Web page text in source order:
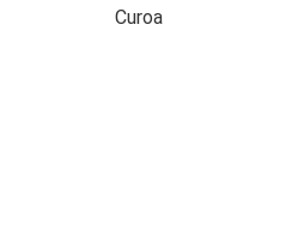
Curoa